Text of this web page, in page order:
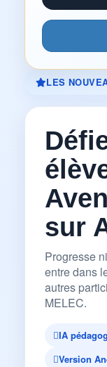
LES
sur
Progresse
entre dans
autres
MELEC.
IA
Version